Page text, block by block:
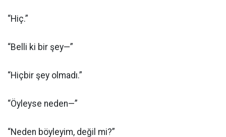
“Hiç.”
“Belli ki bir şey—”
“Hiçbir şey olmadı.”
“Öyleyse neden—”
“Neden böyleyim, değil mi?”